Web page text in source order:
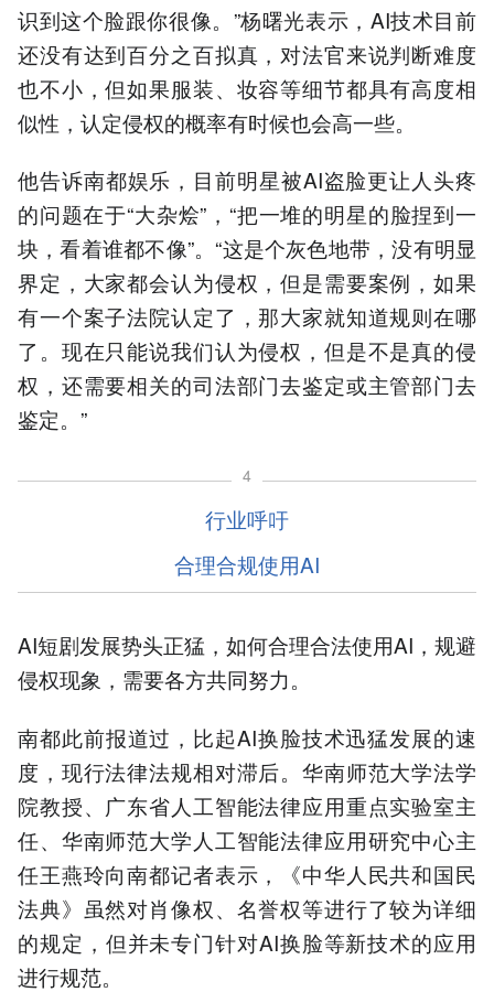
识到这个脸跟你很像。”杨曙光表示，AI技术目前
还没有达到百分之百拟真，对法官来说判断难度
也不小，但如果服装、妆容等细节都具有高度相
似性，认定侵权的概率有时候也会高一些。
他告诉南都娱乐，目前明星被AI盗脸更让人头疼
的问题在于“大杂烩”，“把一堆的明星的脸捏到一
块，看着谁都不像”。“这是个灰色地带，没有明显
界定，大家都会认为侵权，但是需要案例，如果
有一个案子法院认定了，那大家就知道规则在哪
了。现在只能说我们认为侵权，但是不是真的侵
权，还需要相关的司法部门去鉴定或主管部门去
鉴定。”
4
行业呼吁
合理合规使用AI
AI短剧发展势头正猛，如何合理合法使用AI，规避
侵权现象，需要各方共同努力。
南都此前报道过，比起AI换脸技术迅猛发展的速
度，现行法律法规相对滞后。华南师范大学法学
院教授、广东省人工智能法律应用重点实验室主
任、华南师范大学人工智能法律应用研究中心主
任王燕玲向南都记者表示，《中华人民共和国民
法典》虽然对肖像权、名誉权等进行了较为详细
的规定，但并未专门针对AI换脸等新技术的应用
进行规范。